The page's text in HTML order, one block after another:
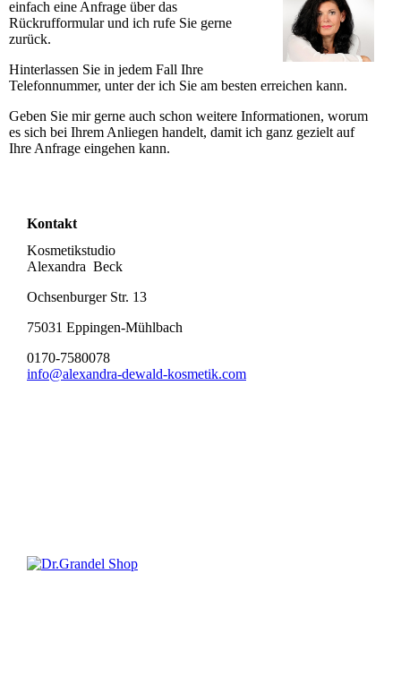
einfach eine Anfrage über das
Rückrufformular und ich rufe Sie gerne
zurück.
Hinterlassen Sie in jedem Fall Ihre
Telefonnummer, unter der ich Sie am besten erreichen kann.
Geben Sie mir gerne auch schon weitere Informationen, worum
es sich bei Ihrem Anliegen handelt, damit ich ganz gezielt auf
Ihre Anfrage eingehen kann.
Kontakt
Kosmetikstudio
Alexandra Beck
Ochsenburger Str. 13
75031 Eppingen-Mühlbach
0170-7580078
info@alexandra-dewald-kosmetik.com